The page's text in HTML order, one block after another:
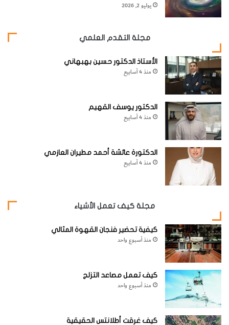
يوليو 2, 2026
مجلة التقدم العلمي
الأستاذ الدكتور حسين بهبهاني
منذ 4 أسابيع
الدكتور يوسف القهيم
منذ 4 أسابيع
الدكتورة عائشة أحمد مطيران العازمي
منذ 4 أسابيع
مجلة كيف تعمل الأشياء
كيفية تحضير فنجان القهوة المثالي
منذ أسبوع واحد
كيف تعمل مصاعد التزلج
منذ أسبوع واحد
كيف غرقت أطلانتس الحقيقية